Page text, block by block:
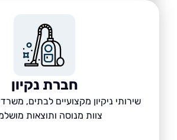
חברת נקיון
שירותי ניקיון מקצועיים לבתים, משרדים
צוות מנוסה ותוצאות מושלמות.